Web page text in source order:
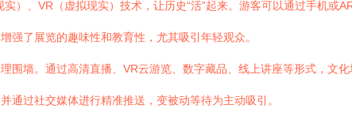
实）、VR（虚拟现实）技术，让历史“活”起来。游客可以通过手机
强了展览的趣味性和教育性，尤其吸引年轻观众。
理围墙。通过高清直播、VR云游览、数字藏品、线上讲座等形式，
通过社交媒体进行精准推送，变被动等待为主动吸引。